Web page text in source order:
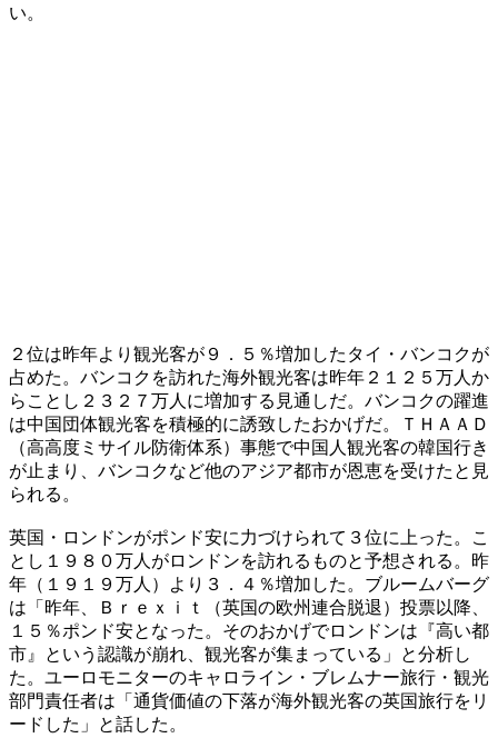
い。
２位は昨年より観光客が９．５％増加したタイ・バンコクが
占めた。バンコクを訪れた海外観光客は昨年２１２５万人か
らことし２３２７万人に増加する見通しだ。バンコクの躍進
は中国団体観光客を積極的に誘致したおかげだ。ＴＨＡＡＤ
（高高度ミサイル防衛体系）事態で中国人観光客の韓国行き
が止まり、バンコクなど他のアジア都市が恩恵を受けたと見
られる。
英国・ロンドンがポンド安に力づけられて３位に上った。こ
とし１９８０万人がロンドンを訪れるものと予想される。昨
年（１９１９万人）より３．４％増加した。ブルームバーグ
は「昨年、Ｂｒｅｘｉｔ（英国の欧州連合脱退）投票以降、
１５％ポンド安となった。そのおかげでロンドンは『高い都
市』という認識が崩れ、観光客が集まっている」と分析し
た。ユーロモニターのキャロライン・ブレムナー旅行・観光
部門責任者は「通貨価値の下落が海外観光客の英国旅行をリ
ードした」と話した。